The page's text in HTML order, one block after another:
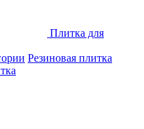
Плитка для
Резиновая плитка